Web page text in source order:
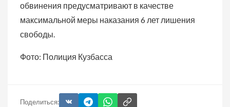
обвинения предусматривают в качестве
максимальной меры наказания 6 лет лишения
свободы.
Фото: Полиция Кузбасса
Поделиться: